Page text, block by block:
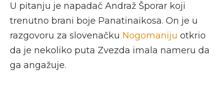
U pitanju je napadač Andraž Šporar koji
trenutno brani boje Panatinaikosa. On je u
razgovoru za slovenačku Nogomaniju otkrio
da je nekoliko puta Zvezda imala nameru da
ga angažuje.